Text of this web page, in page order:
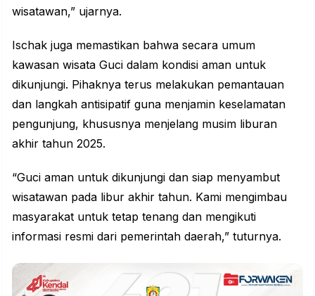
wisatawan,” ujarnya.
Ischak juga memastikan bahwa secara umum
kawasan wisata Guci dalam kondisi aman untuk
dikunjungi. Pihaknya terus melakukan pemantauan
dan langkah antisipatif guna menjamin keselamatan
pengunjung, khususnya menjelang musim liburan
akhir tahun 2025.
“Guci aman untuk dikunjungi dan siap menyambut
wisatawan pada libur akhir tahun. Kami mengimbau
masyarakat untuk tetap tenang dan mengikuti
informasi resmi dari pemerintah daerah,” tuturnya.